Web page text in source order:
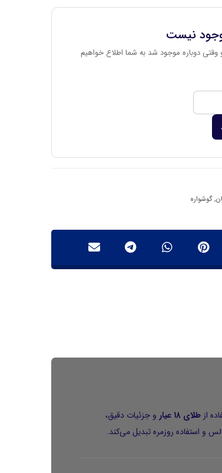
نیست
وقتی دوباره موجود شد به شما اطلاع خواهیم
,گوشواره
از طلای ۱۸ عیار
و جزئیات دقیق،
و استفاده روزمره تبدیل می‌کند.